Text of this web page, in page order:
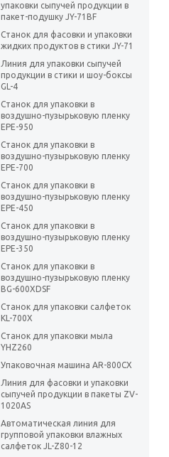
упаковки сыпучей продукции в
пакет-подушку JY-71BF
Станок для фасовки и упаковки
жидких продуктов в стики JY-71
Линия для упаковки сыпучей
продукции в стики и шоу-боксы
GL-4
Станок для упаковки в
воздушно-пузырьковую пленку
EPE-950
Станок для упаковки в
воздушно-пузырьковую пленку
EPE-700
Станок для упаковки в
воздушно-пузырьковую пленку
EPE-450
Станок для упаковки в
воздушно-пузырьковую пленку
EPE-350
Станок для упаковки в
воздушно-пузырьковую пленку
BG-600XDSF
Станок для упаковки салфеток
KL-700X
Станок для упаковки мыла
YHZ260
Упаковочная машина AR-800CX
Линия для фасовки и упаковки
сыпучей продукции в пакеты ZV-
1020AS
Автоматическая линия для
групповой упаковки влажных
салфеток JL-Z80-12